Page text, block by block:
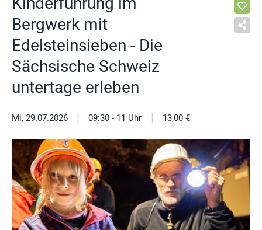
Bergwerk mit
Edelsteinsieben - Die
Sächsische Schweiz
untertage erleben
Mi, 29.07.2026 | 09:30 - 11 Uhr | 13,00 €